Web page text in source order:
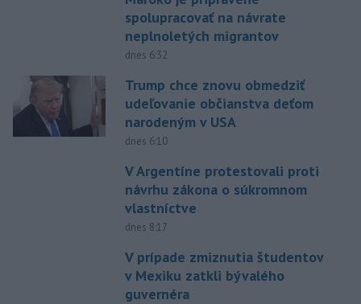
spolupracovať na návrate
neplnoletých migrantov
dnes 6:32
Trump chce znovu obmedziť
udeľovanie občianstva deťom
narodeným v USA
dnes 6:10
V Argentíne protestovali proti
návrhu zákona o súkromnom
vlastníctve
dnes 8:17
V prípade zmiznutia študentov
v Mexiku zatkli bývalého
guvernéra